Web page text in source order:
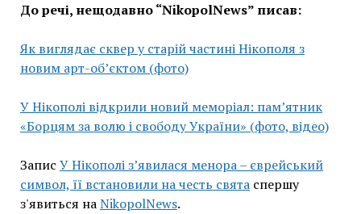
До речі, нещодавно “NikopolNews” писав:
Як виглядає сквер у старій частині Нікополя з
новим арт-об’єктом (фото)
У Нікополі відкрили новий меморіал: пам’ятник
«Борцям за волю і свободу України» (фото, відео)
Запис У Нікополі з’явилася менора – єврейський
символ, її встановили на честь святаспершу
з'явиться наNikopolNews.